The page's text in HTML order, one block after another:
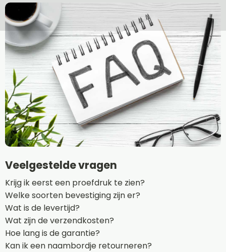
Veelgestelde vragen
Krijg ik eerst een proefdruk te zien?
Welke soorten bevestiging zijn er?
Wat is de levertijd?
Wat zijn de verzendkosten?
Hoe lang is de garantie?
Kan ik een naambordje retourneren?